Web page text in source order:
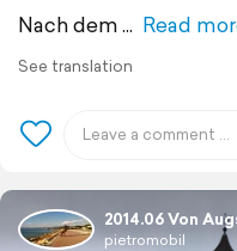
Nach dem
Read
See translation
2014.06 Von
pietromobil